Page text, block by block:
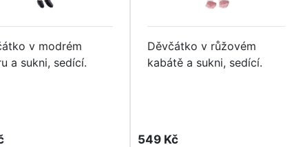
v modrém
a sukni, sedící.
Děvčátko v růžovém
kabátě a sukni, sedící.
549 Kč